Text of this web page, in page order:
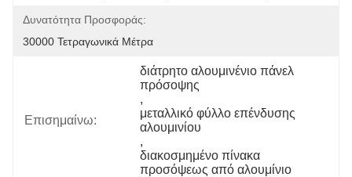
Δυνατότητα Προσφοράς:
30000 Τετραγωνικά Μέτρα
Επισημαίνω:
διάτρητο αλουμινένιο πάνελ
πρόσοψης
,
μεταλλικό φύλλο επένδυσης
αλουμινίου
,
διακοσμημένο πίνακα
προσόψεως από αλουμίνιο